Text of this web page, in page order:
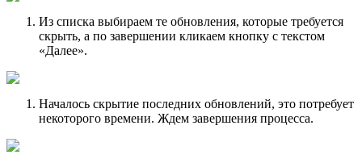
Из списка выбираем те обновления, которые требуется
скрыть, а по завершении кликаем кнопку с текстом
«Далее».
Началось скрытие последних обновлений, это потребует
некоторого времени. Ждем завершения процесса.